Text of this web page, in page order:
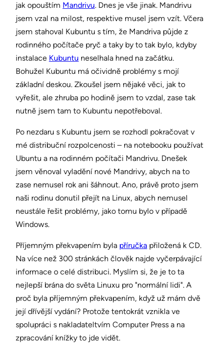
jak opouštím Mandrivu. Dnes je vše jinak. Mandrivu
jsem vzal na milost, respektive musel jsem vzít. Včera
jsem stahoval Kubuntu s tím, že Mandriva půjde z
rodinného počítače pryč a taky by to tak bylo, kdyby
instalace Kubuntu neselhala hned na začátku.
Bohužel Kubuntu má očividně problémy s mojí
základní deskou. Zkoušel jsem nějaké věci, jak to
vyřešit, ale zhruba po hodině jsem to vzdal, zase tak
nutně jsem tam to Kubuntu nepotřeboval.
Po nezdaru s Kubuntu jsem se rozhodl pokračovat v
mé distribuční rozpolcenosti – na notebooku používat
Ubuntu a na rodinném počítači Mandrivu. Dnešek
jsem věnoval vyladění nové Mandrivy, abych na to
zase nemusel rok ani šáhnout. Ano, právě proto jsem
naši rodinu donutil přejít na Linux, abych nemusel
neustále řešit problémy, jako tomu bylo v případě
Windows.
Příjemným překvapením byla příručka přiložená k CD.
Na více než 300 stránkách člověk najde vyčerpávající
informace o celé distribuci. Myslím si, že je to ta
nejlepší brána do světa Linuxu pro "normální lidi". A
proč byla příjemným překvapením, když už mám dvě
její dřívější vydání? Protože tentokrát vznikla ve
spolupráci s nakladateltvím Computer Press a na
zpracování knížky to jde vidět.